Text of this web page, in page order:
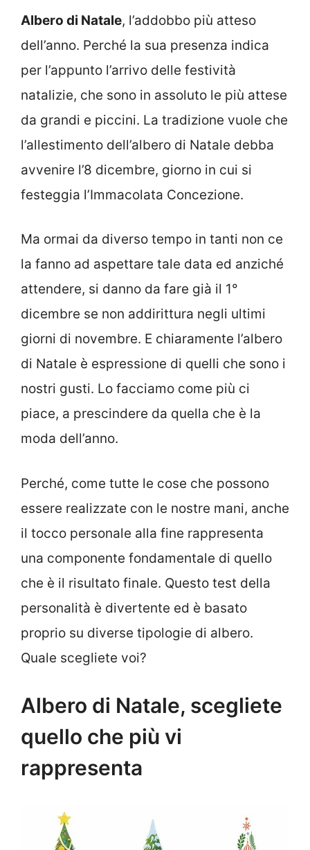
Albero di Natale, l’addobbo più atteso
dell’anno. Perché la sua presenza indica
per l’appunto l’arrivo delle festività
natalizie, che sono in assoluto le più attese
da grandi e piccini. La tradizione vuole che
l’allestimento dell’albero di Natale debba
avvenire l’8 dicembre, giorno in cui si
festeggia l’Immacolata Concezione.
Ma ormai da diverso tempo in tanti non ce
la fanno ad aspettare tale data ed anziché
attendere, si danno da fare già il 1°
dicembre se non addirittura negli ultimi
giorni di novembre. E chiaramente l’albero
di Natale è espressione di quelli che sono i
nostri gusti. Lo facciamo come più ci
piace, a prescindere da quella che è la
moda dell’anno.
Perché, come tutte le cose che possono
essere realizzate con le nostre mani, anche
il tocco personale alla fine rappresenta
una componente fondamentale di quello
che è il risultato finale. Questo test della
personalità è divertente ed è basato
proprio su diverse tipologie di albero.
Quale scegliete voi?
Albero di Natale, scegliete
quello che più vi
rappresenta